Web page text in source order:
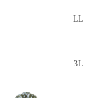
LL
3L